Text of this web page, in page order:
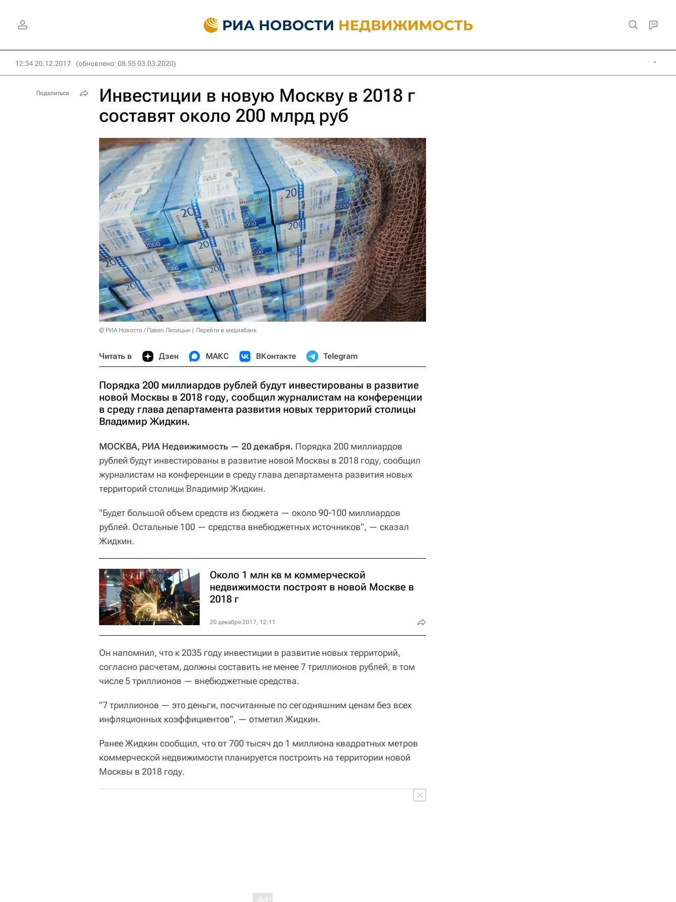
12:34 20.12.2017 (обновлено: 08:55 03.03.2020)
Инвестиции в новую Москву в 2018 г
составят около 200 млрд руб
© РИА Новости / Павел Лисицын Перейти в медиабанк
Читать в Дзен МАКС ВКонтакте Telegram
Порядка 200 миллиардов рублей будут инвестированы в развитие
новой Москвы в 2018 году, сообщил журналистам на конференции
в среду глава департамента развития новых территорий столицы
Владимир Жидкин.
МОСКВА, РИА Недвижимость — 20 декабря. Порядка 200 миллиардов
рублей будут инвестированы в развитие новой Москвы в 2018 году, сообщил
журналистам на конференции в среду глава департамента развития новых
территорий столицы Владимир Жидкин.
"Будет большой объем средств из бюджета — около 90-100 миллиардов
рублей. Остальные 100 — средства внебюджетных источников", — сказал
Жидкин.
Около 1 млн кв м коммерческой
недвижимости построят в новой Москве в
2018 г
20 декабря 2017, 12:11
Он напомнил, что к 2035 году инвестиции в развитие новых территорий,
согласно расчетам, должны составить не менее 7 триллионов рублей, в том
числе 5 триллионов — внебюджетные средства.
"7 триллионов — это деньги, посчитанные по сегодняшним ценам без всех
инфляционных коэффициентов", — отметил Жидкин.
Ранее Жидкин сообщил, что от 700 тысяч до 1 миллиона квадратных метров
коммерческой недвижимости планируется построить на территории новой
Москвы в 2018 году.
Поделиться